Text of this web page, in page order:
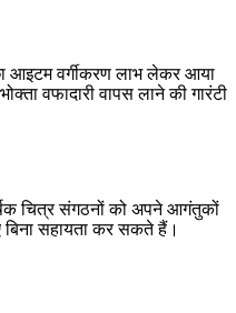
आइटम वर्गीकरण लाभ लेकर आया
वफादारी वापस लाने की गारंटी
चित्र संगठनों को अपने आगंतुकों
बिना सहायता कर सकते हैं।